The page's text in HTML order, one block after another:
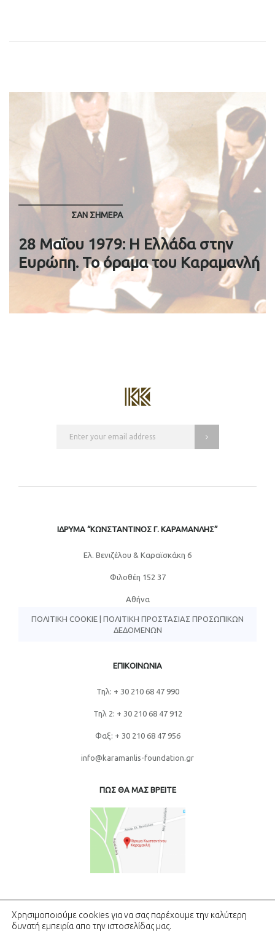
ΣΑΝ ΣΉΜΕΡΑ
28 Μαΐου 1979: H Ελλάδα στην
Ευρώπη. Το όραμα του Καραμανλή
ΙΔΡΥΜΑ “ΚΩΝΣΤΑΝΤΙΝΟΣ Γ. ΚΑΡΑΜΑΝΛΗΣ”
Eλ. Βενιζέλου & Καραϊσκάκη 6
Φιλοθέη 152 37
Αθήνα
ΠΟΛΙΤΙΚΉ COOKIE
ΠΟΛΙΤΙΚΉ ΠΡΟΣΤΑΣΊΑΣ ΠΡΟΣΩΠΙΚΏΝ
ΔΕΔΟΜΈΝΩΝ
ΕΠΙΚΟΙΝΩΝΙΑ
Τηλ: + 30 210 68 47 990
Τηλ 2: + 30 210 68 47 912
Φαξ: + 30 210 68 47 956
info@karamanlis-foundation.gr
ΠΩΣ ΘΑ ΜΑΣ ΒΡΕΙΤΕ
Χρησιμοποιούμε cookies για να σας παρέχουμε την καλύτερη
δυνατή εμπειρία απο την ιστοσελίδας μας.